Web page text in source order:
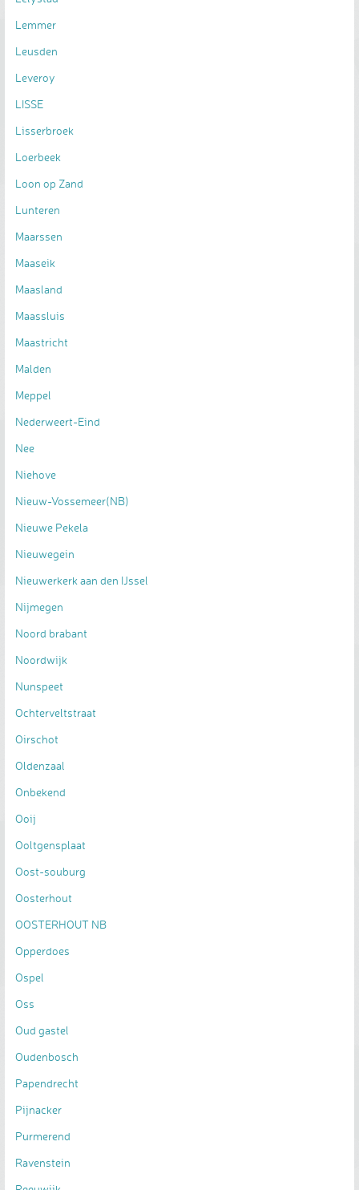
Lemmer
Leusden
Leveroy
LISSE
Lisserbroek
Loerbeek
Loon op Zand
Lunteren
Maarssen
Maaseik
Maasland
Maassluis
Maastricht
Malden
Meppel
Nederweert-Eind
Nee
Niehove
Nieuw-Vossemeer(NB)
Nieuwe Pekela
Nieuwegein
Nieuwerkerk aan den IJssel
Nijmegen
Noord brabant
Noordwijk
Nunspeet
Ochterveltstraat
Oirschot
Oldenzaal
Onbekend
Ooij
Ooltgensplaat
Oost-souburg
Oosterhout
OOSTERHOUT NB
Opperdoes
Ospel
Oss
Oud gastel
Oudenbosch
Papendrecht
Pijnacker
Purmerend
Ravenstein